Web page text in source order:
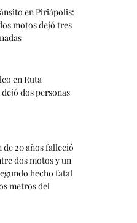
en Piriápolis:
motos dejó tres
en Ruta
dos personas
20 años falleció
dos motos y un
hecho fatal
metros del